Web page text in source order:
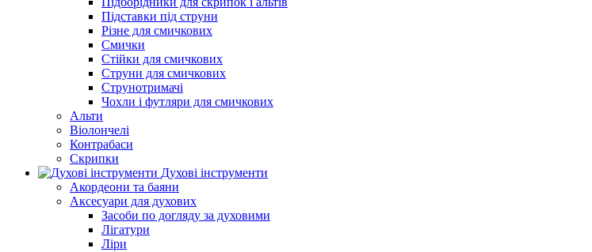
Підставки під струни
Різне для смичкових
Смички
Стійки для смичкових
Струни для смичкових
Струнотримачі
Чохли і футляри для смичкових
Альти
Віолончелі
Контрабаси
Скрипки
Духові інструменти
Акордеони та баяни
Аксесуари для духових
Засоби по догляду за духовими
Лігатури
Ліри